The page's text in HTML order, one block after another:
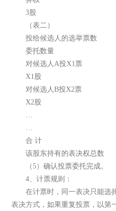
3股
（表二）
投给候选人的选举票数
委托数量
对候选人A投X1票
X1股
对候选人B投X2票
X2股
…
…
合 计
该股东持有的表决权总数
（5）确认投票委托完成。
4、计票规则：
在计票时，同一表决只能选
表决方式，如果重复投票，以第